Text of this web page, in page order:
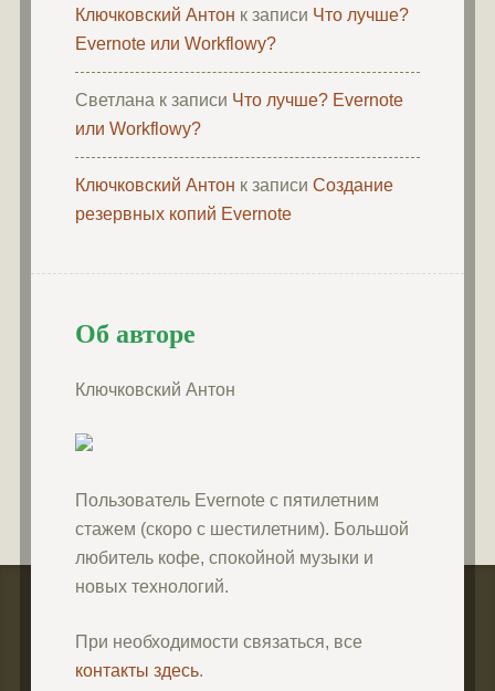
Ключковский Антон к записи Что лучше?
Evernote или Workflowy?
Светлана к записи Что лучше? Evernote
или Workflowy?
Ключковский Антон к записи Создание
резервных копий Evernote
Об авторе
Ключковский Антон
Пользователь Evernote с пятилетним
стажем (скоро с шестилетним). Большой
любитель кофе, спокойной музыки и
новых технологий.
При необходимости связаться, все
контакты здесь.